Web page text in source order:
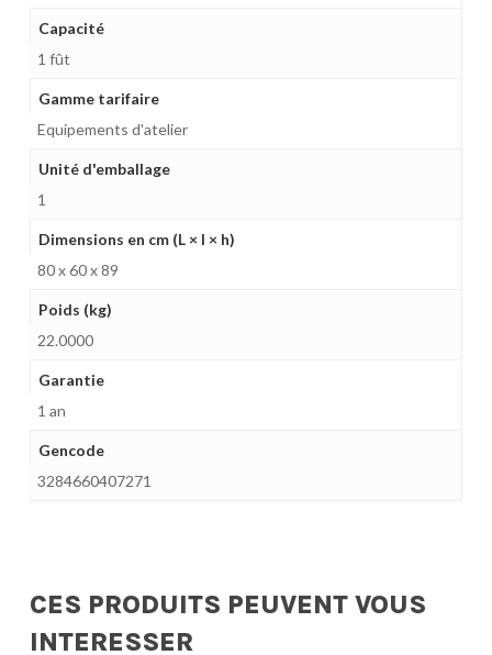
Capacité
1 fût
Gamme tarifaire
Equipements d'atelier
Unité d'emballage
1
Dimensions en cm (L × l × h)
80 x 60 x 89
Poids (kg)
22.0000
Garantie
1 an
Gencode
3284660407271
CES PRODUITS PEUVENT VOUS
INTERESSER